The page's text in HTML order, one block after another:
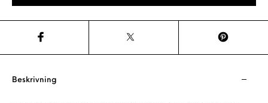
Beskrivning